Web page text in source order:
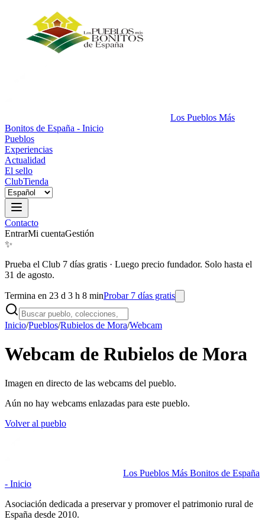
Los Pueblos Más
Bonitos de España - Inicio
Pueblos
Experiencias
Actualidad
El sello
ClubTienda
Contacto
EntrarMi cuentaGestión
✨
Prueba el Club 7 días gratis · Luego precio fundador. Solo hasta el
31 de agosto.
Termina en 23 d 3 h 8 minProbar 7 días gratis
Inicio/Pueblos/Rubielos de Mora/Webcam
Webcam de Rubielos de Mora
Imagen en directo de las webcams del pueblo.
Aún no hay webcams enlazadas para este pueblo.
Volver al pueblo
Los Pueblos Más Bonitos de España
- Inicio
Asociación dedicada a preservar y promover el patrimonio rural de
España desde 2010.